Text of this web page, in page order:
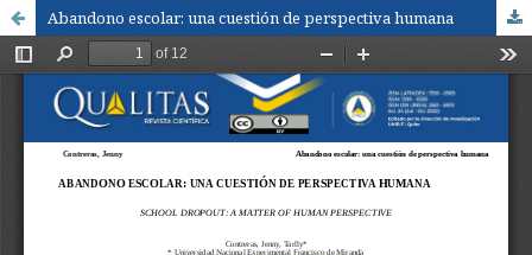
Abandono escolar: una cuestión de perspectiva humana